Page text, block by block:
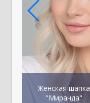
Женская шапка
"Миранда"